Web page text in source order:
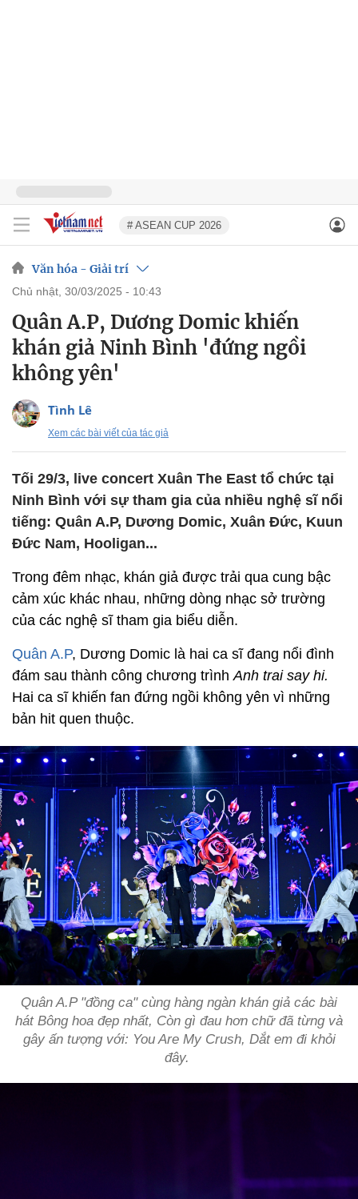
# ASEAN CUP 2026
Văn hóa - Giải trí
chủ nhật, 30/03/2025 - 10:43
Quân A.P, Dương Domic khiến
khán giả Ninh Bình 'đứng ngồi
không yên'
Tình Lê
Xem các bài viết của tác giả
Tối 29/3, live concert Xuân The East tổ chức tại
Ninh Bình với sự tham gia của nhiều nghệ sĩ nổi
tiếng: Quân A.P, Dương Domic, Xuân Đức, Kuun
Đức Nam, Hooligan...
Trong đêm nhạc, khán giả được trải qua cung bậc
cảm xúc khác nhau, những dòng nhạc sở trường
của các nghệ sĩ tham gia biểu diễn.
Quân A.P, Dương Domic là hai ca sĩ đang nổi đình
đám sau thành công chương trìnhAnh trai say hi.
Hai ca sĩ khiến fan đứng ngồi không yên vì những
bản hit quen thuộc.
Quân A.P "đồng ca" cùng hàng ngàn khán giả các bài
hát Bông hoa đẹp nhất, Còn gì đau hơn chữ đã từngvà
gây ấn tượng với: You Are My Crush, Dắt em đi khỏi
đây.